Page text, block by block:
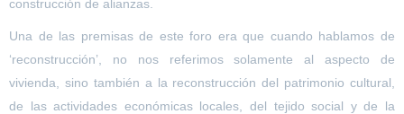
construcción de alianzas.
Una de las premisas de este foro era que cuando hablamos de
‘reconstrucción’, no nos referimos solamente al aspecto de
vivienda, sino también a la reconstrucción del patrimonio cultural,
de las actividades económicas locales, del tejido social y de la